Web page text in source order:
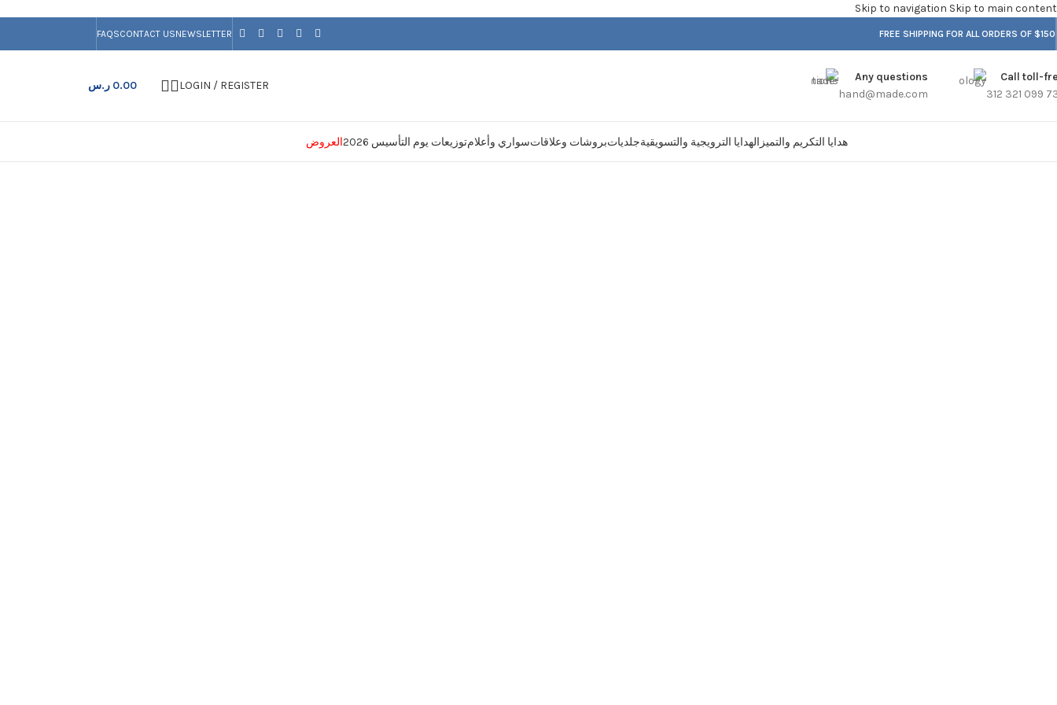
Skip to navigation Skip to main content
FREE SHIPPING FOR ALL ORDERS OF $150
NEWSLETTER
CONTACT US
FAQS
Call toll-
Any questions
hand@made.com
LOGIN / REGISTER
0.00 ر.س
هدايا التكريم والتميز الهدايا الترويجية والتسويقيةجلدياتبروشات وعلاقاتسواري وأعلامتوزيعات يوم التأسيس 2026 العروض